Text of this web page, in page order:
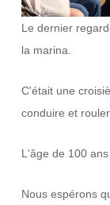
Le dernier
la marina.
C'était une
conduire et
L'âge de 100
Nous espérons